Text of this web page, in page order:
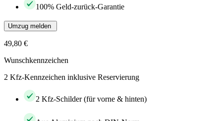
100% Geld-zurück-Garantie
Umzug melden
49,80 €
Wunschkennzeichen
2 Kfz-Kennzeichen inklusive Reservierung
2 Kfz-Schilder (für vorne & hinten)